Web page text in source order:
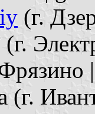
(г.
(г.